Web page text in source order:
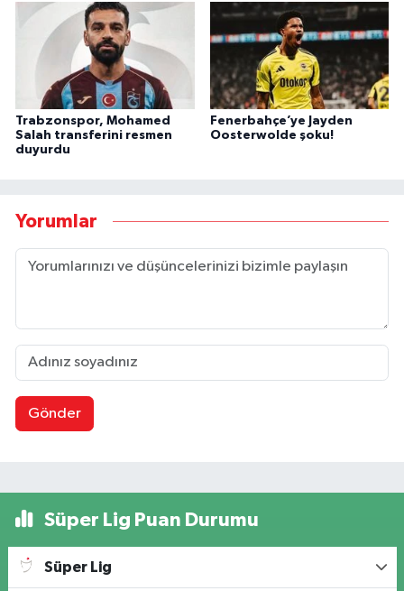
Trabzonspor, Mohamed
Salah transferini resmen
duyurdu
Fenerbahçe’ye Jayden
Oosterwolde şoku!
Yorumlar
Gönder
Süper Lig Puan Durumu
Süper Lig